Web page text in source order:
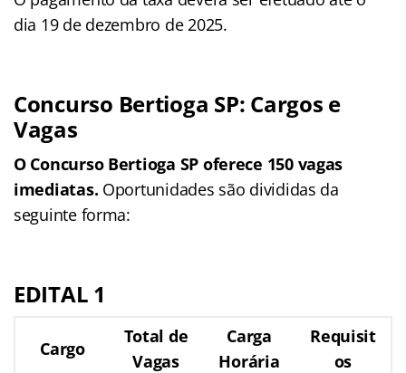
dia 19 de dezembro de 2025.
Concurso Bertioga SP: Cargos e
Vagas
O Concurso Bertioga SP oferece 150 vagas
imediatas. Oportunidades são divididas da
seguinte forma:
EDITAL 1
Cargo
Total de
Vagas
Carga
Horária
Requisit
os